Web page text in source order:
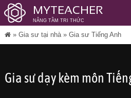
MYTEACHER
NÂNG TẦM TRI THỨC
» Gia sư tại nhà» Gia sư Tiếng Anh
Gia sư dạy kèm môn